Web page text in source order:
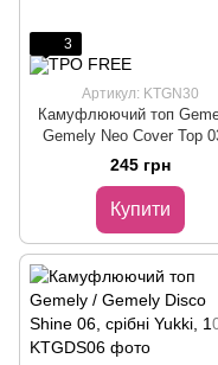
3
Артикул: KTGN30
Камуфлюючий топ
Gemely Neo Cover Top
молочний з блискітками,
245 грн
Купити